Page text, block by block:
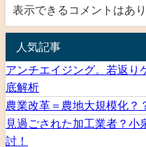
表示できるコメントはあり
人気記事
アンチエイジング。若返り
底解析
農業改革＝農地大規模化？
見過ごされた加工業者？小
討！